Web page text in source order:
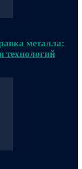
металла:
технологий